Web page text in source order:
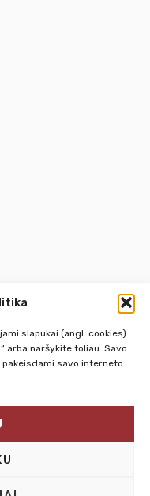
slapukai (angl. cookies).
arba naršykite toliau. Savo
savo interneto